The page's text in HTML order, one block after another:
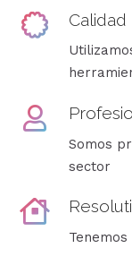
Calidad
Somos
sector